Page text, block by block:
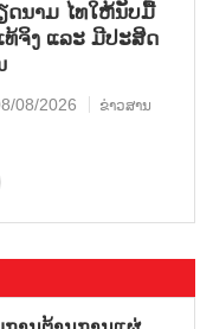
ດ​ນາມ ໄທ​ໃຫ້​ນັບ​ມື້​
ຈິງ ແລະ ມີ​ປະ​ສິດ​
08/2026 ຂ່າວສານ